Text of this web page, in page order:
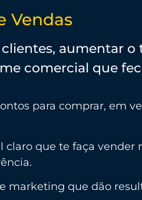
Vendas
aumentar o
comercial que
para comprar, em
claro que te faça vender
marketing que dão